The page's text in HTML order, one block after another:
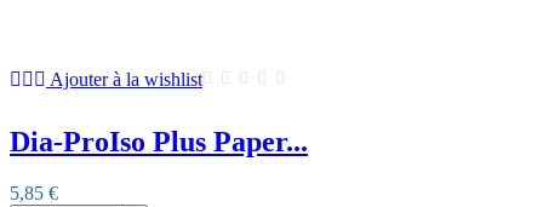
Ajouter à la wishlist
Dia-ProIso Plus Paper...
5,85 €